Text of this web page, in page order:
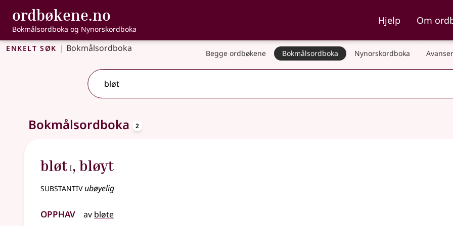
Gå til hovedinnhold
Tilgjengelighet
ordbøkene.no , Bokmålsordboka og Nynorskordboka
Bokmålsordboka og Nynorskordboka
Hjelp Om
Enkelt søk | Bokmålsordboka Begge ordbøkene Bokmålsordboka Nynorskordboka
2 treff .Ytterligere søkeforslag tilgjengelige
Bokmålsordboka 2
bløt I, bløyt
substantivubøyelig
Opphav av bløte